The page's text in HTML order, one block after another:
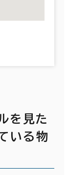
を見た
いる物